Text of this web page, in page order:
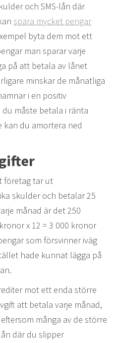
och SMS-lån där
spara mycket pengar
byta dem mot ett
man sparar varje
på att betala av lånet
minskar de månatliga
i en positiv
måste betala i ränta
kan du amortera ned
företag tar ut
skulder och betalar 25
månad är det 250
x 12 = 3 000 kronor
som försvinner iväg
hade kunnat lägga på
mot ett enda större
att betala varje månad,
många av de större
där du slipper